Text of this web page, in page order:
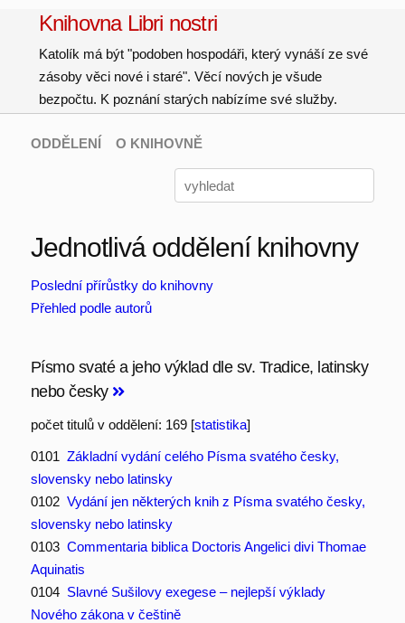
Knihovna Libri nostri
Katolík má být "podoben hospodáři, který vynáší ze své
zásoby věci nové i staré". Věcí nových je všude
bezpočtu. K poznání starých nabízíme své služby.
ODDĚLENÍ O KNIHOVNĚ
Jednotlivá oddělení knihovny
Poslední přírůstky do knihovny
Přehled podle autorů
Písmo svaté a jeho výklad dle sv. Tradice, latinsky
nebo česky
počet titulů v oddělení: 169 [statistika]
0101 Základní vydání celého Písma svatého česky,
slovensky nebo latinsky
0102 Vydání jen některých knih z Písma svatého česky,
slovensky nebo latinsky
0103 Commentaria biblica Doctoris Angelici divi Thomae
Aquinatis
0104 Slavné Sušilovy exegese – nejlepší výklady
Nového zákona v češtině